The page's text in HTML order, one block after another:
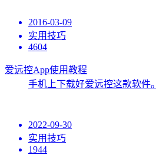
2016-03-09
实用技巧
4604
爱远控App使用教程
手机上下载好爱远控这款软件。
2022-09-30
实用技巧
1944